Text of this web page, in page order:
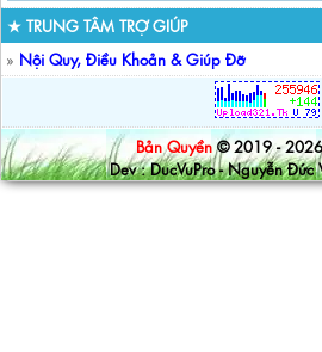
★ TRUNG TÂM TRỢ GIÚP
» Nội Quy, Điều Khoản & Giúp Đỡ
Bản Quyền © 2019 - 2026
Dev : DucVuPro - Nguyễn Đức